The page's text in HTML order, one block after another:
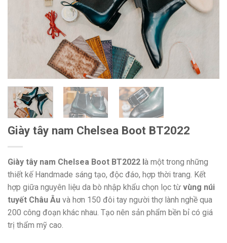
Giày tây nam Chelsea Boot BT2022
Giày tây nam Chelsea Boot BT2022 l à một trong những
thiết kế Handmade sáng tạo, độc đáo, hợp thời trang. Kết
hợp giữa nguyên liệu da bò nhập khẩu chọn lọc từ vùng núi
tuyết Châu Âu và hơn 150 đôi tay người thợ lành nghề qua
200 công đoạn khác nhau. Tạo nên sản phẩm bền bỉ có giá
trị thẩm mỹ cao.